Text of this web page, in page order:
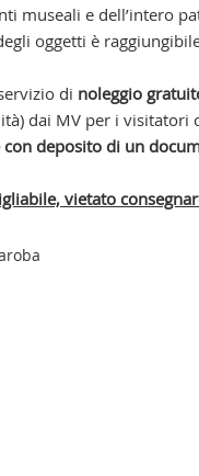
museali e dell’intero
oggetti è
di noleggio
dai MV per i visitatori
con deposito di un
vietato